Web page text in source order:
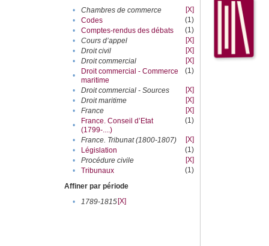
•
Chambres de commerce
[X]
•
Codes
(1)
•
Comptes-rendus des débats
(1)
•
Cours d’appel
[X]
•
Droit civil
[X]
•
Droit commercial
[X]
•
Droit commercial - Commerce
maritime
(1)
• Droit commercial - Sources
[X]
•
Droit maritime
[X]
•
France
[X]
•
France. Conseil d’Etat
(1799-....)
(1)
• France. Tribunat (1800-1807)
[X]
•
Législation
(1)
•
Procédure civile
[X]
•
Tribunaux
(1)
Affiner par période
•
1789-1815[X]